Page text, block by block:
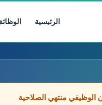
الرئيسية
الوظيفي منتهي الصلاحية